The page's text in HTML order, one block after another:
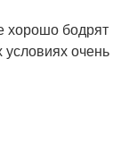
хорошо бодрят
очень